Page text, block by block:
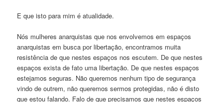
E que isto para mim é atualidade.
Nós mulheres anarquistas que nos envolvemos em espaços
anarquistas em busca por libertação, encontramos muita
resistência de que nestes espaços nos escutem. De que nestes
espaços exista de fato uma libertação. De que nestes espaços
estejamos seguras. Não queremos nenhum tipo de segurança
vindo de outrem, não queremos sermos protegidas, não é disto
que estou falando. Falo de que precisamos que nestes espaços